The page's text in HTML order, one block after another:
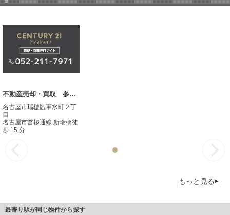
不動産売却・買取 参考事例
名古屋市瑞穂区軍水町２丁
目
名古屋市営桜通線 新瑞橋徒
歩 15 分
もっと見る
最寄り駅が同じ物件から探す